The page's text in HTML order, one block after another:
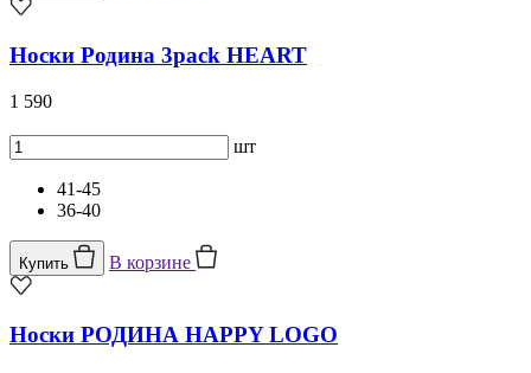
Носки Родина 3pack HEART
1 590
шт
41-45
36-40
Купить В корзине
Носки РОДИНА HAPPY LOGO